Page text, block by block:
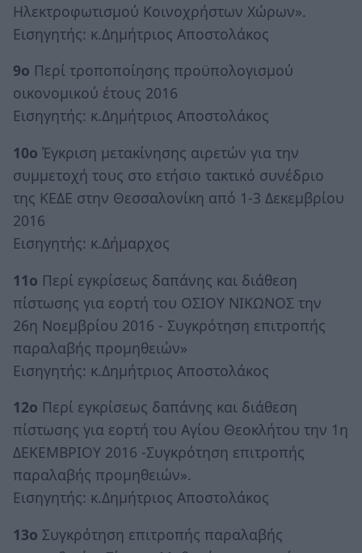
Ηλεκτροφωτισμού Κοινοχρήστων Χώρων».
Εισηγητής: κ.Δημήτριος Αποστολάκος
9ο Περί τροποποίησης προϋπολογισμού
οικονομικού έτους 2016
Εισηγητής: κ.Δημήτριος Αποστολάκος
10ο Έγκριση μετακίνησης αιρετών για την
συμμετοχή τους στο ετήσιο τακτικό συνέδριο
της ΚΕΔΕ στην Θεσσαλονίκη από 1-3 Δεκεμβρίου
2016
Εισηγητής: κ.Δήμαρχος
11ο Περί εγκρίσεως δαπάνης και διάθεση
πίστωσης για εορτή του ΟΣΙΟΥ ΝΙΚΩΝΟΣ την
26η Νοεμβρίου 2016 - Συγκρότηση επιτροπής
παραλαβής προμηθειών»
Εισηγητής: κ.Δημήτριος Αποστολάκος
12ο Περί εγκρίσεως δαπάνης και διάθεση
πίστωσης για εορτή του Αγίου Θεοκλήτου την 1η
ΔΕΚΕΜΒΡΙΟΥ 2016 -Συγκρότηση επιτροπής
παραλαβής προμηθειών».
Εισηγητής: κ.Δημήτριος Αποστολάκος
13ο Συγκρότηση επιτροπής παραλαβής